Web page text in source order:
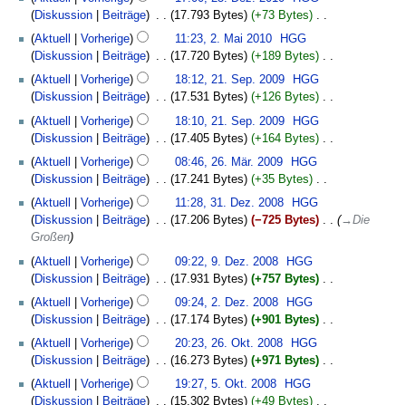
s
n
g
m
e
n
f
a
s
u
n
g
a
m
m
e
n
f
a
s
u
n
g
z
u
s
a
m
m
e
n
f
a
s
u
n
g
g
z
u
s
a
m
e
n
f
a
s
s
n
g
u
n
g
z
u
s
a
m
e
n
f
a
s
s
n
g
e
i
t
u
n
g
z
u
s
a
m
m
e
f
a
s
s
n
g
r
e
i
t
u
n
g
z
u
s
a
m
e
n
f
a
s
s
n
Dezember
Diskussion
Beiträge 17.793 Bytes +73 Bytes ‎
K
e
n
e
B
e
r
b
e
i
t
u
n
s
z
u
s
a
m
2.
Mai
Aktuell Vorherige 11:23, 2. Mai 2010
HGG
Diskussion
Beiträge 17.720 Bytes +189 Bytes ‎
K
e
n
e
B
e
r
b
e
i
t
u
n
s
z
u
s
21.
September
Aktuell Vorherige 18:12, 21. Sep. 2009
HGG
Diskussion
Beiträge 17.531 Bytes +126 Bytes ‎
K
e
n
e
B
e
a
b
e
i
t
u
n
s
Aktuell Vorherige 18:10, 21. Sep. 2009
HGG
Diskussion
Beiträge 17.405 Bytes +164 Bytes ‎
K
e
n
e
B
e
a
b
e
i
t
u
n
März
Aktuell Vorherige 08:46, 26. Mär. 2009
HGG
Diskussion
Beiträge 17.241 Bytes +35 Bytes ‎
K
e
e
B
e
a
b
e
i
t
31.
Dezember
2008
Aktuell Vorherige 11:28, 31. Dez. 2008
HGG
Diskussion
Beiträge 17.206 Bytes −725 Bytes ‎
→‎Die
Großen
Dezember
2008
Aktuell Vorherige 09:22, 9. Dez. 2008
HGG
Diskussion
Beiträge 17.931 Bytes +757 Bytes ‎
K
e
n
e
B
e
Dezember
Aktuell Vorherige 09:24, 2. Dez. 2008
HGG
Diskussion
Beiträge 17.174 Bytes +901 Bytes ‎
K
e
n
Oktober
Aktuell Vorherige 20:23, 26. Okt. 2008
HGG
Diskussion
Beiträge 16.273 Bytes +971 Bytes ‎
K
e
5.
Oktober
Aktuell Vorherige 19:27, 5. Okt. 2008
HGG
Diskussion
Beiträge 15.302 Bytes +49 Bytes ‎